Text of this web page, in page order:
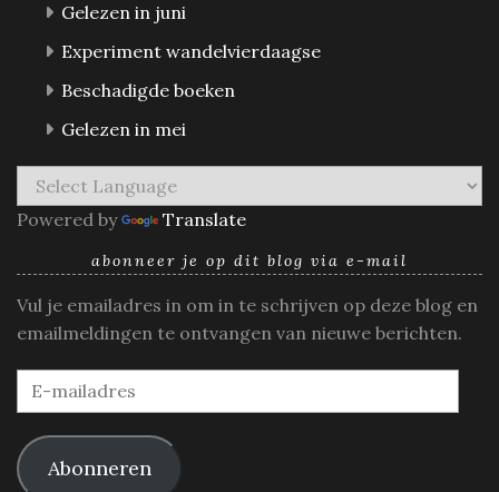
Gelezen in juni
Experiment wandelvierdaagse
Beschadigde boeken
Gelezen in mei
Powered by Translate
abonneer je op dit blog via e-mail
Vul je emailadres in om in te schrijven op deze blog en
emailmeldingen te ontvangen van nieuwe berichten.
E-
mailadres
Abonneren